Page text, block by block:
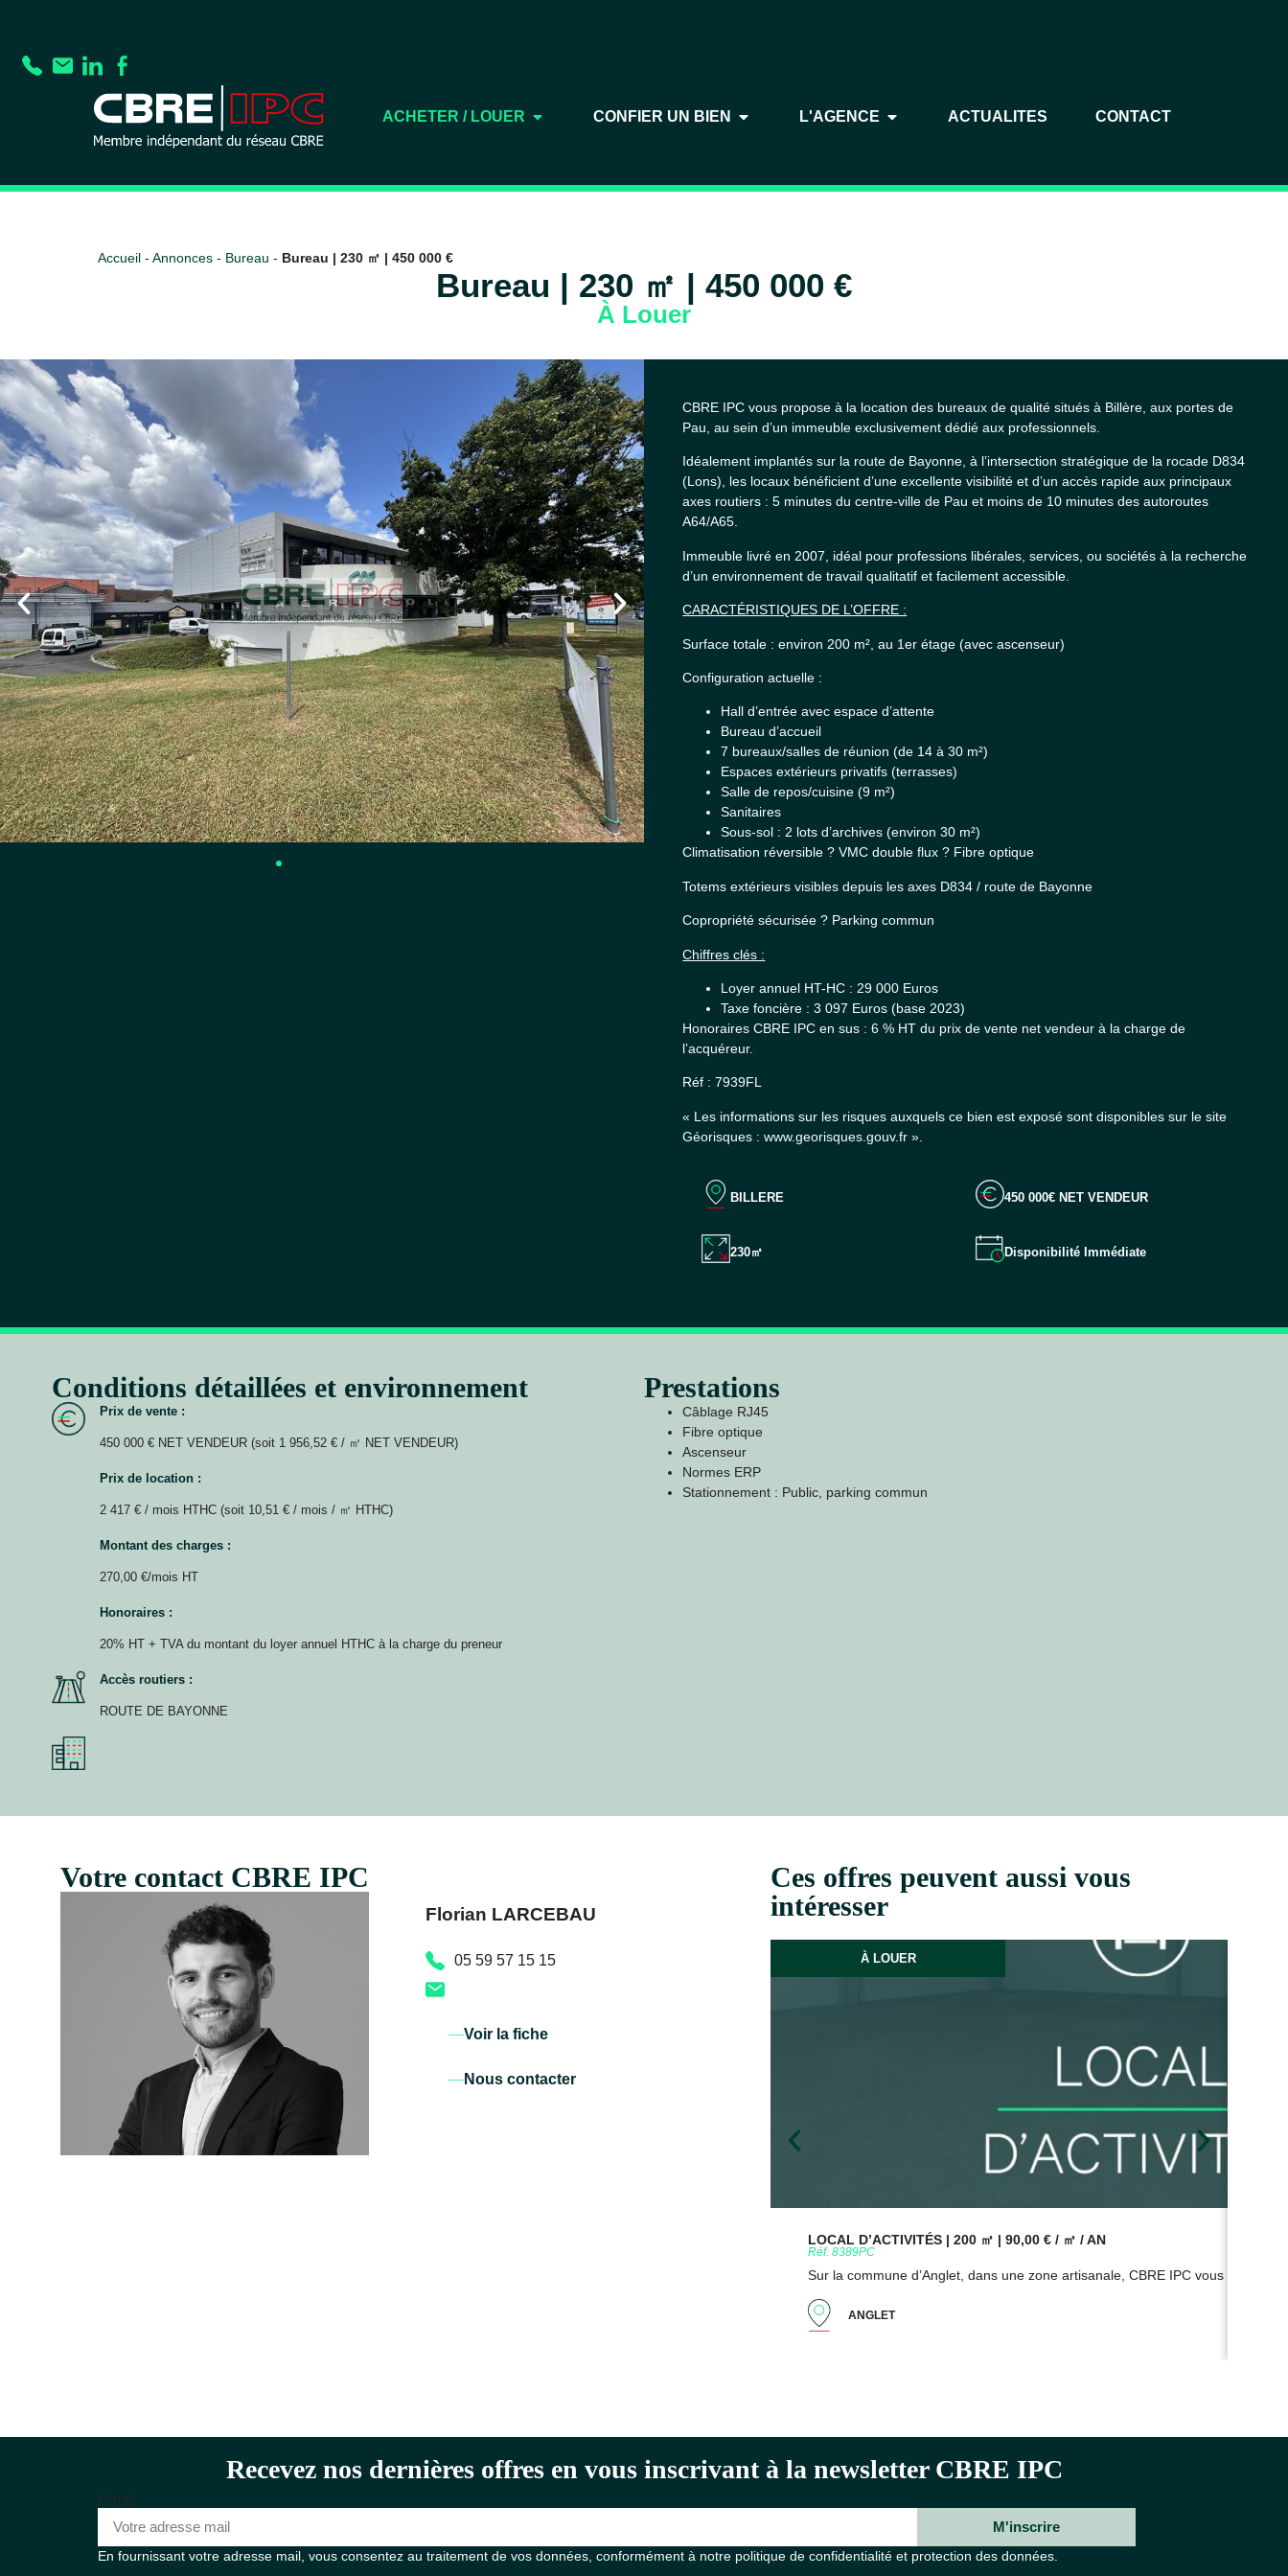
ACHETER / LOUER CONFIER UN BIEN L'AGENCE ACTUALITES CONTACT
Accueil - Annonces - Bureau - Bureau | 230 ㎡ | 450 000 €
Bureau | 230 ㎡ | 450 000 €
À Louer
CBRE IPC vous propose à la location des bureaux de qualité situés à Billère, aux portes de
Pau, au sein d’un immeuble exclusivement dédié aux professionnels.
Idéalement implantés sur la route de Bayonne, à l’intersection stratégique de la rocade D834
(Lons), les locaux bénéficient d’une excellente visibilité et d’un accès rapide aux principaux
axes routiers : 5 minutes du centre-ville de Pau et moins de 10 minutes des autoroutes
A64/A65.
Immeuble livré en 2007, idéal pour professions libérales, services, ou sociétés à la recherche
d’un environnement de travail qualitatif et facilement accessible.
CARACTÉRISTIQUES DE L’OFFRE :
Surface totale : environ 200 m², au 1er étage (avec ascenseur)
Configuration actuelle :
Hall d’entrée avec espace d’attente
Bureau d’accueil
7 bureaux/salles de réunion (de 14 à 30 m²)
Espaces extérieurs privatifs (terrasses)
Salle de repos/cuisine (9 m²)
Sanitaires
Sous-sol : 2 lots d’archives (environ 30 m²)
Climatisation réversible ? VMC double flux ? Fibre optique
Totems extérieurs visibles depuis les axes D834 / route de Bayonne
Copropriété sécurisée ? Parking commun
Chiffres clés :
Loyer annuel HT-HC : 29 000 Euros
Taxe foncière : 3 097 Euros (base 2023)
Honoraires CBRE IPC en sus : 6 % HT du prix de vente net vendeur à la charge de
l’acquéreur.
Réf : 7939FL
« Les informations sur les risques auxquels ce bien est exposé sont disponibles sur le site
Géorisques : www.georisques.gouv.fr ».
BILLERE 450 000€ NET VENDEUR
230㎡ Disponibilité Immédiate
Conditions détaillées et environnement
Prix de vente :
450 000 € NET VENDEUR (soit 1 956,52 € / ㎡ NET VENDEUR)
Prix de location :
2 417 € / mois HTHC (soit 10,51 € / mois / ㎡ HTHC)
Montant des charges :
270,00 €/mois HT
Honoraires :
20% HT + TVA du montant du loyer annuel HTHC à la charge du preneur
Accès routiers :
ROUTE DE BAYONNE
Prestations
Câblage RJ45
Fibre optique
Ascenseur
Normes ERP
Stationnement : Public, parking commun
Votre contact CBRE IPC
Florian LARCEBAU
05 59 57 15 15
Voir la fiche
Nous contacter
Ces offres peuvent aussi vous
intéresser
LOCAL D’ACTIVITÉS | 200 ㎡ | 90,00 € / ㎡ / AN
Réf. 8389PC
Sur la commune d’Anglet, dans une zone artisanale, CBRE IPC vous
ANGLET
À LOUER
Recevez nos dernières offres en vous inscrivant à la newsletter CBRE IPC
Email
M'inscrire
En fournissant votre adresse mail, vous consentez au traitement de vos données, conformément à notre politique de confidentialité et protection des données.